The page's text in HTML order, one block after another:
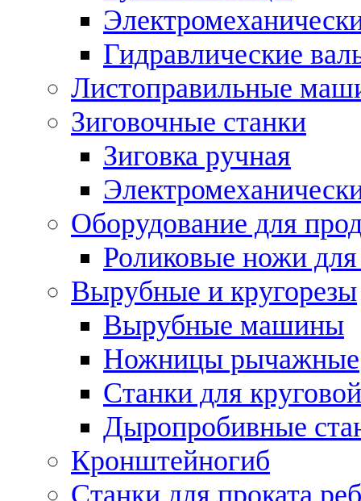
Гидравлические
Листоправильные
Зиговочные станки
Зиговка ручная
Оборудование для
Роликовые ножи для
Вырубные и кругорезы
Вырубные машины
Ножницы рычажные
Станки для
Дыропробивные
Кронштейногиб
Станки для проката